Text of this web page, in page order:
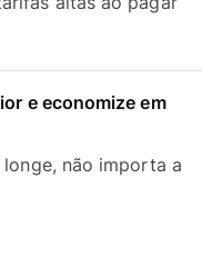
e economize em
não importa a